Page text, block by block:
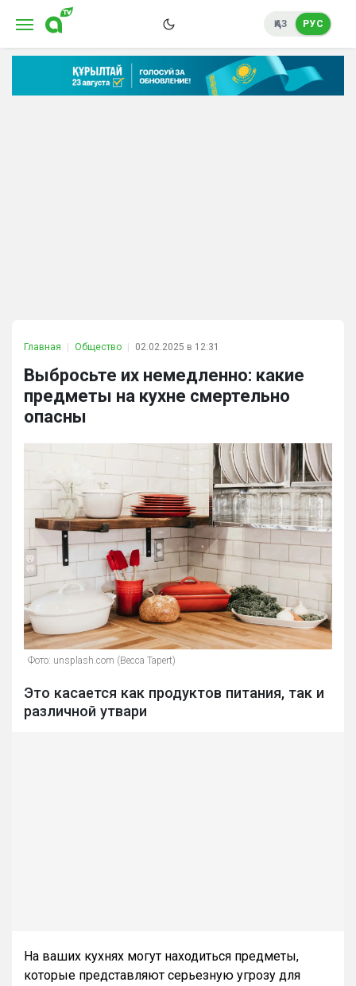
ҚАЗ РУС
Главная Общество 02.02.2025 в 12:31
Выбросьте их немедленно: какие
предметы на кухне смертельно
опасны
Фото: unsplash.com (Becca Tapert)
Это касается как продуктов питания, так и
различной утвари
На ваших кухнях могут находиться предметы,
которые представляют серьезную угрозу для